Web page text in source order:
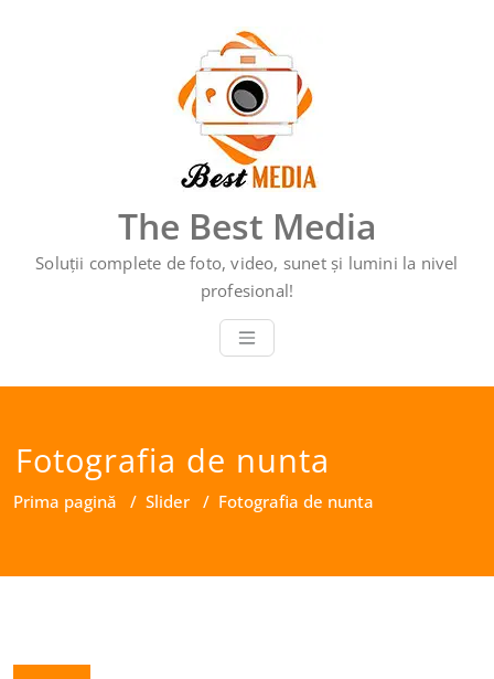
The Best Media
Soluții complete de foto, video, sunet și lumini la nivel
profesional!
Fotografia de nunta
Prima pagină / Slider / Fotografia de nunta